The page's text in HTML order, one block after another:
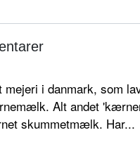
mejeri i danmark, som
Alt andet
skummetmælk. Har...